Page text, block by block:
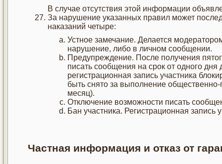
В случае отсутствия этой информации
За нарушение указанных правил может
наказаний четыре:
Устное замечание. Делается
нарушение, либо в личном сообщении.
Предупреждение. После получения
писать сообщения на срок от одного
регистрационная запись участника
быть снято за выполнение
месяц).
Отключение возможности писать
Бан участника. Регистрационная запись
Частная информация и отказ от